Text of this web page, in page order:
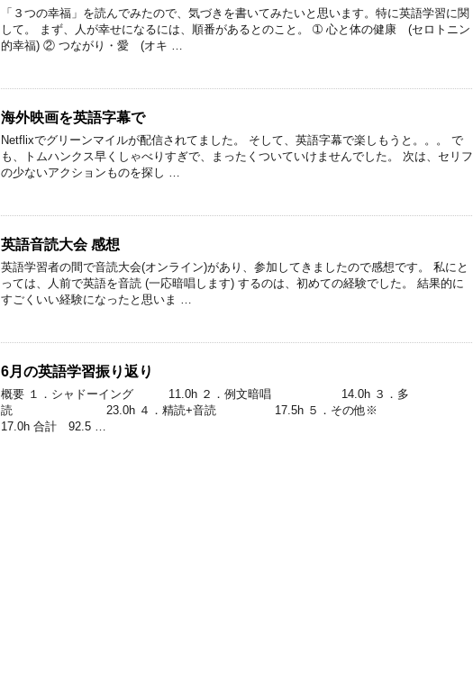
「３つの幸福」を読んでみたので、気づきを書いてみたいと思います。特に英語学習に関
して。 まず、人が幸せになるには、順番があるとのこと。 ➀ 心と体の健康 (セロトニン
的幸福) ② つながり・愛 (オキ …
海外映画を英語字幕で
Netflixでグリーンマイルが配信されてました。 そして、英語字幕で楽しもうと。。。 で
も、トムハンクス早くしゃべりすぎで、まったくついていけませんでした。 次は、セリフ
の少ないアクションものを探し …
英語音読大会 感想
英語学習者の間で音読大会(オンライン)があり、参加してきましたので感想です。 私にと
っては、人前で英語を音読 (一応暗唱します) するのは、初めての経験でした。 結果的に
すごくいい経験になったと思いま …
6月の英語学習振り返り
概要 １．シャドーイング 11.0h ２．例文暗唱 14.0h ３．多
読 23.0h ４．精読+音読 17.5h ５．その他※
17.0h 合計 92.5 …